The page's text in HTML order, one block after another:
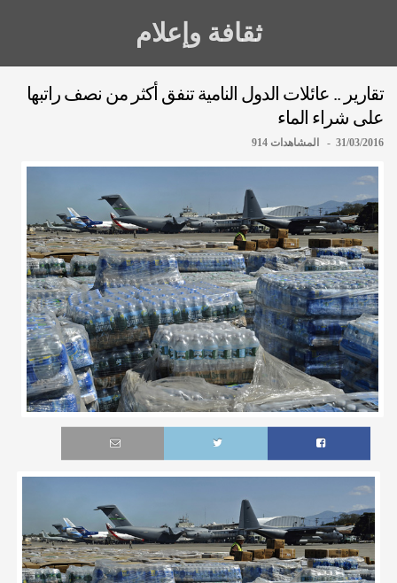
ثقافة وإعلام
تقارير .. عائلات الدول النامية تنفق أكثر من نصف راتبها
على شراء الماء
31/03/2016 - المشاهدات 914